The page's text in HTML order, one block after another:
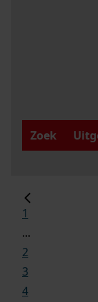
Zoek
1
...
2
3
4